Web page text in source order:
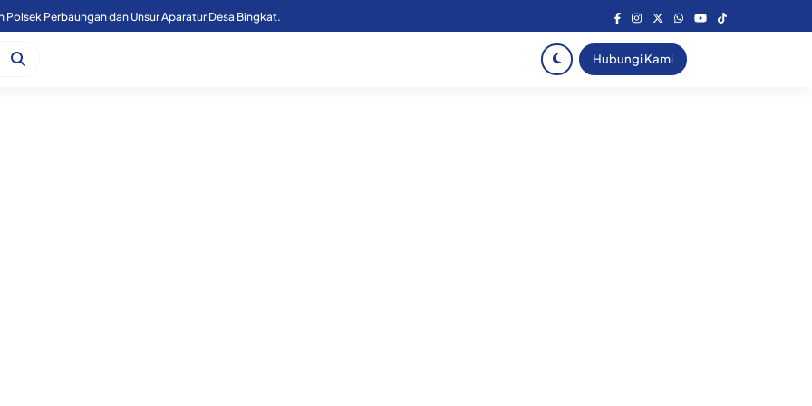
Polsek Perbaungan dan Unsur Aparatur Desa Bingkat.
Hubungi Kami